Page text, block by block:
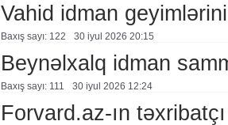
Vahid idman
Baxış sayı: 122 30 i̇yul 2026 20:15
Beynəlxalq idman
Baxış sayı: 111 30 i̇yul 2026 12:24
Forvard.az-ın